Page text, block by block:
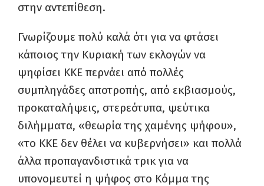
στην αντεπίθεση.
Γνωρίζουμε πολύ καλά ότι για να φτάσει
κάποιος την Κυριακή των εκλογών να
ψηφίσει ΚΚΕ περνάει από πολλές
συμπληγάδες αποτροπής, από εκβιασμούς,
προκαταλήψεις, στερεότυπα, ψεύτικα
διλήμματα, «θεωρία της χαμένης ψήφου»,
«το ΚΚΕ δεν θέλει να κυβερνήσει» και πολλά
άλλα προπαγανδιστικά τρικ για να
υπονομευτεί η ψήφος στο Κόμμα της